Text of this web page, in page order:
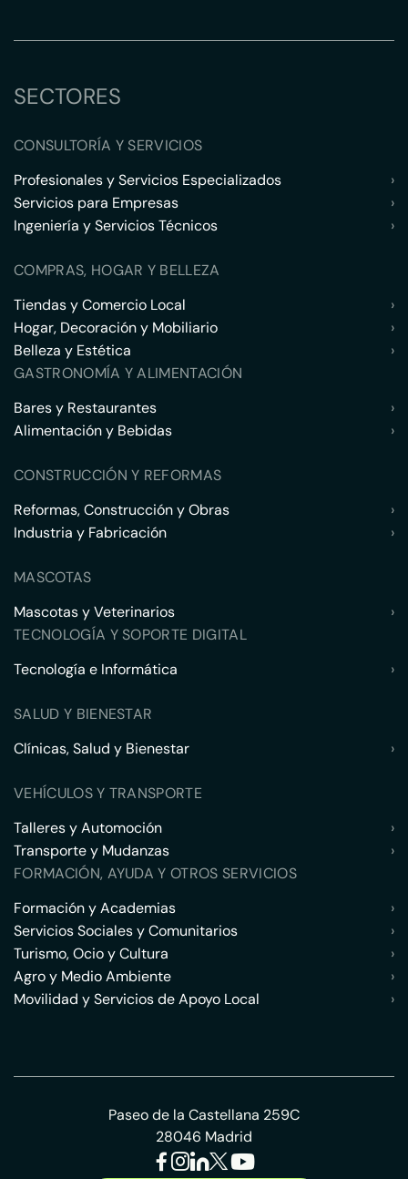
SECTORES
CONSULTORÍA Y SERVICIOS
Profesionales y Servicios Especializados
›
Servicios para Empresas
›
Ingeniería y Servicios Técnicos
›
COMPRAS, HOGAR Y BELLEZA
Tiendas y Comercio Local
›
Hogar, Decoración y Mobiliario
›
Belleza y Estética
›
GASTRONOMÍA Y ALIMENTACIÓN
Bares y Restaurantes
›
Alimentación y Bebidas
›
CONSTRUCCIÓN Y REFORMAS
Reformas, Construcción y Obras
›
Industria y Fabricación
›
MASCOTAS
Mascotas y Veterinarios
›
TECNOLOGÍA Y SOPORTE DIGITAL
Tecnología e Informática
›
SALUD Y BIENESTAR
Clínicas, Salud y Bienestar
›
VEHÍCULOS Y TRANSPORTE
Talleres y Automoción
›
Transporte y Mudanzas
›
FORMACIÓN, AYUDA Y OTROS SERVICIOS
Formación y Academias
›
Servicios Sociales y Comunitarios
›
Turismo, Ocio y Cultura
›
Agro y Medio Ambiente
›
Movilidad y Servicios de Apoyo Local
›
Paseo de la Castellana 259C
28046 Madrid